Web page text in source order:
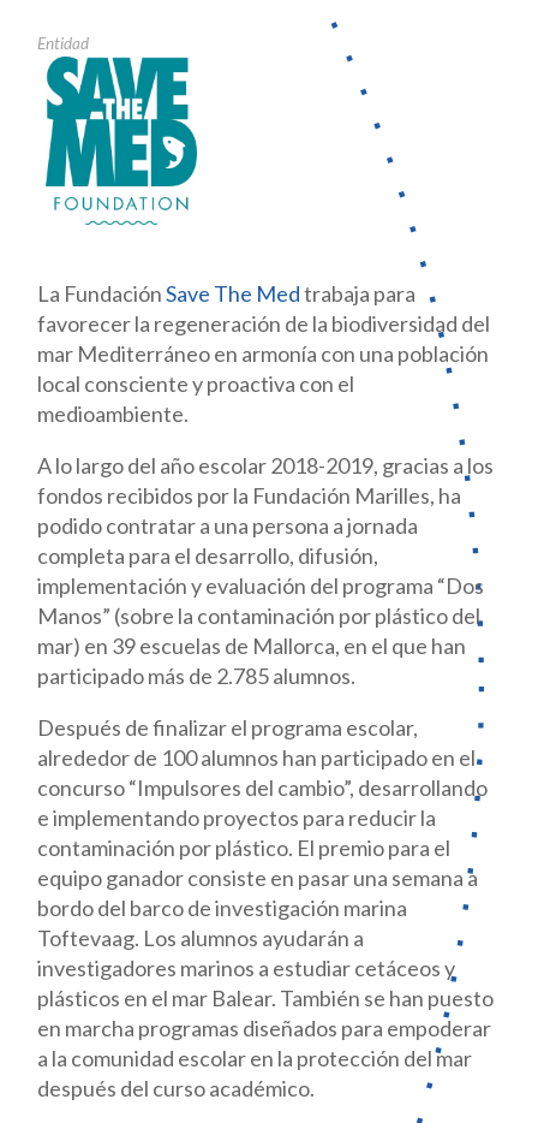
Entidad
La FundaciónSave The Medtrabaja para
favorecer la regeneración de la biodiversidad del
mar Mediterráneo en armonía con una población
local consciente y proactiva con el
medioambiente.
A lo largo del año escolar 2018-2019, gracias a los
fondos recibidos por la Fundación Marilles, ha
podido contratar a una persona a jornada
completa para el desarrollo, difusión,
implementación y evaluación del programa “Dos
Manos” (sobre la contaminación por plástico del
mar) en 39 escuelas de Mallorca, en el que han
participado más de 2.785 alumnos.
Después de finalizar el programa escolar,
alrededor de 100 alumnos han participado en el
concurso “Impulsores del cambio”, desarrollando
e implementando proyectos para reducir la
contaminación por plástico. El premio para el
equipo ganador consiste en pasar una semana a
bordo del barco de investigación marina
Toftevaag. Los alumnos ayudarán a
investigadores marinos a estudiar cetáceos y
plásticos en el mar Balear. También se han puesto
en marcha programas diseñados para empoderar
a la comunidad escolar en la protección del mar
después del curso académico.